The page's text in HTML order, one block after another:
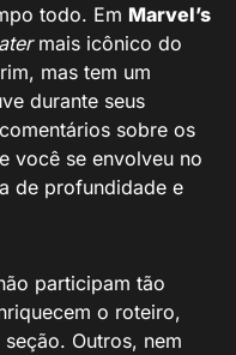
todo. Em Marvel’s
mais icônico do
mas tem um
durante seus
sobre os
você se envolveu no
de profundidade e
participam tão
o roteiro,
Outros, nem